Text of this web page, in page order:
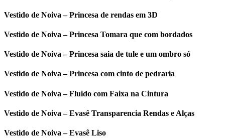
Vestido de Noiva – Princesa de rendas em 3D
Vestido de Noiva – Princesa Tomara que com bordados
Vestido de Noiva – Princesa saia de tule e um ombro só
Vestido de Noiva – Princesa com cinto de pedraria
Vestido de Noiva – Fluido com Faixa na Cintura
Vestido de Noiva – Evasê Transparencia Rendas e Alças
Vestido de Noiva – Evasê Liso